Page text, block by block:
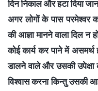
दिन निकाल और हटा दिया
अगर लोगों के पास परमेश्वर
की आज्ञा मानने वाला दिल न
कोई कार्य कर पाने में असमर्थ
डालने वाले और उसकी
विश्वास करना किन्तु उसकी